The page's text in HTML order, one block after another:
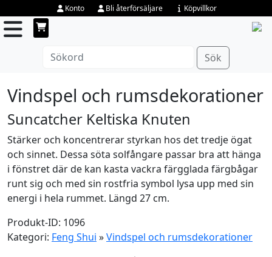
Sök
Konto Bli återförsäljare Köpvillkor
Vindspel och rumsdekorationer
Suncatcher Keltiska Knuten
Stärker och koncentrerar styrkan hos det tredje ögat
och sinnet. Dessa söta solfångare passar bra att hänga
i fönstret där de kan kasta vackra färgglada färgbågar
runt sig och med sin rostfria symbol lysa upp med sin
energi i hela rummet. Längd 27 cm.
Produkt-ID: 1096
Kategori: Feng Shui »Vindspel och rumsdekorationer